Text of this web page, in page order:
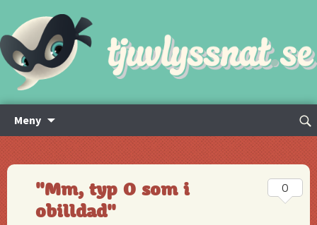
Meny
innehåll
Sök
"Mm, typ O som i
obilldad"
0